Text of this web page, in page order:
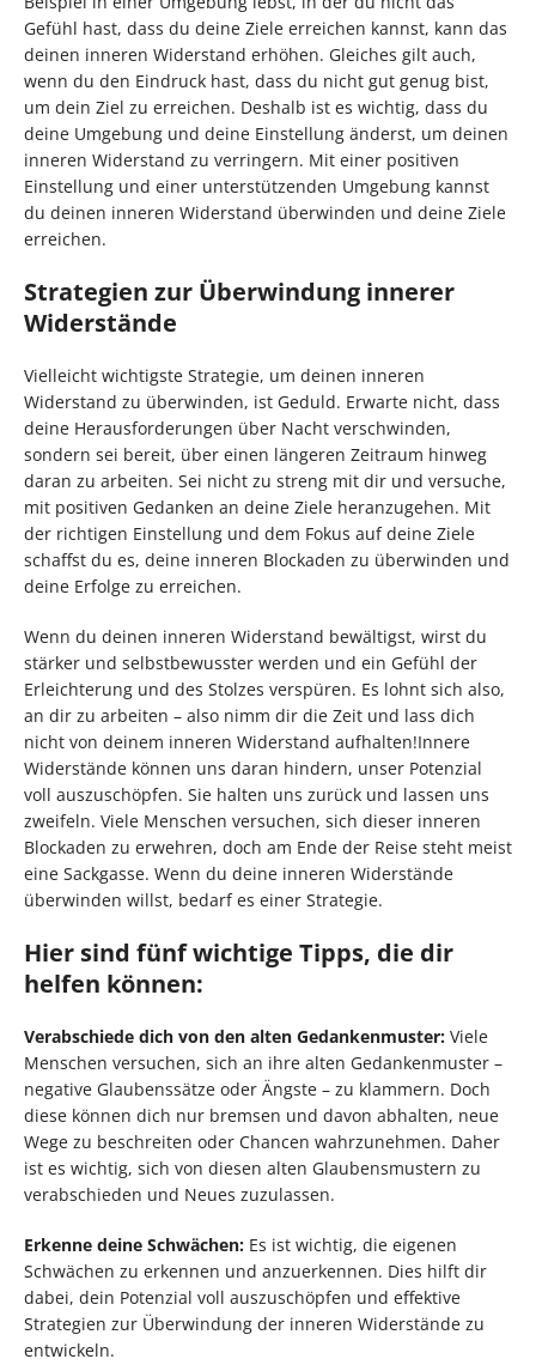
Gefühl hast, dass du deine Ziele erreichen kannst, kann das
deinen inneren Widerstand erhöhen. Gleiches gilt auch,
wenn du den Eindruck hast, dass du nicht gut genug bist,
um dein Ziel zu erreichen. Deshalb ist es wichtig, dass du
deine Umgebung und deine Einstellung änderst, um deinen
inneren Widerstand zu verringern. Mit einer positiven
Einstellung und einer unterstützenden Umgebung kannst
du deinen inneren Widerstand überwinden und deine Ziele
erreichen.
Strategien zur Überwindung innerer
Widerstände
Vielleicht wichtigste Strategie, um deinen inneren
Widerstand zu überwinden, ist Geduld. Erwarte nicht, dass
deine Herausforderungen über Nacht verschwinden,
sondern sei bereit, über einen längeren Zeitraum hinweg
daran zu arbeiten. Sei nicht zu streng mit dir und versuche,
mit positiven Gedanken an deine Ziele heranzugehen. Mit
der richtigen Einstellung und dem Fokus auf deine Ziele
schaffst du es, deine inneren Blockaden zu überwinden und
deine Erfolge zu erreichen.
Wenn du deinen inneren Widerstand bewältigst, wirst du
stärker und selbstbewusster werden und ein Gefühl der
Erleichterung und des Stolzes verspüren. Es lohnt sich also,
an dir zu arbeiten – also nimm dir die Zeit und lass dich
nicht von deinem inneren Widerstand aufhalten!Innere
Widerstände können uns daran hindern, unser Potenzial
voll auszuschöpfen. Sie halten uns zurück und lassen uns
zweifeln. Viele Menschen versuchen, sich dieser inneren
Blockaden zu erwehren, doch am Ende der Reise steht meist
eine Sackgasse. Wenn du deine inneren Widerstände
überwinden willst, bedarf es einer Strategie.
Hier sind fünf wichtige Tipps, die dir
helfen können:
Verabschiede dich von den alten Gedankenmuster: Viele
Menschen versuchen, sich an ihre alten Gedankenmuster –
negative Glaubenssätze oder Ängste – zu klammern. Doch
diese können dich nur bremsen und davon abhalten, neue
Wege zu beschreiten oder Chancen wahrzunehmen. Daher
ist es wichtig, sich von diesen alten Glaubensmustern zu
verabschieden und Neues zuzulassen.
Erkenne deine Schwächen: Es ist wichtig, die eigenen
Schwächen zu erkennen und anzuerkennen. Dies hilft dir
dabei, dein Potenzial voll auszuschöpfen und effektive
Strategien zur Überwindung der inneren Widerstände zu
entwickeln.